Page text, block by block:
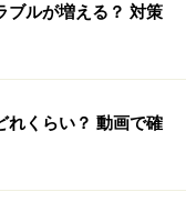
ブルが増える？ 対策
れくらい？ 動画で確